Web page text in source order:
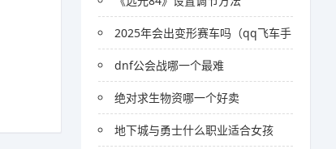
2025年会出变形赛车吗（qq飞车手
dnf公会战哪一个最难
绝对求生物资哪一个好卖
地下城与勇士什么职业适合女孩